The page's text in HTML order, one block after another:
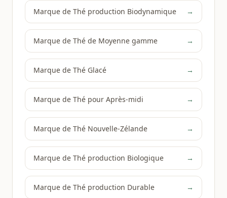
Marque de Thé production Biodynamique →
Marque de Thé de Moyenne gamme →
Marque de Thé Glacé →
Marque de Thé pour Après-midi →
Marque de Thé Nouvelle-Zélande →
Marque de Thé production Biologique →
Marque de Thé production Durable →